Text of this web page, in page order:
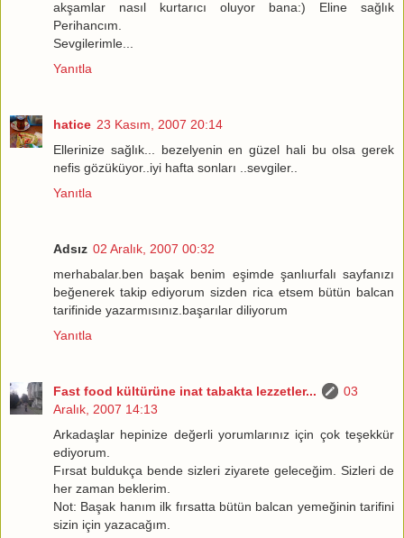
akşamlar nasıl kurtarıcı oluyor bana:) Eline sağlık
Perihancım.
Sevgilerimle...
Yanıtla
hatice 23 Kasım, 2007 20:14
Ellerinize sağlık... bezelyenin en güzel hali bu olsa gerek
nefis gözüküyor..iyi hafta sonları ..sevgiler..
Yanıtla
Adsız 02 Aralık, 2007 00:32
merhabalar.ben başak benim eşimde şanlıurfalı sayfanızı
beğenerek takip ediyorum sizden rica etsem bütün balcan
tarifinide yazarmısınız.başarılar diliyorum
Yanıtla
Fast food kültürüne inat tabakta lezzetler...
03
Aralık, 2007 14:13
Arkadaşlar hepinize değerli yorumlarınız için çok teşekkür
ediyorum.
Fırsat buldukça bende sizleri ziyarete geleceğim. Sizleri de
her zaman beklerim.
Not: Başak hanım ilk fırsatta bütün balcan yemeğinin tarifini
sizin için yazacağım.